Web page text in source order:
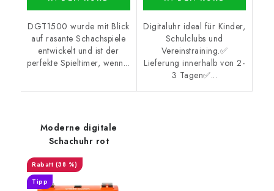
DGT1500 wurde mit Blick
auf rasante Schachspiele
entwickelt und ist der
perfekte Spieltimer, wenn...
Digitaluhr ideal für Kinder,
Schulclubs und
Vereinstraining.✅
Lieferung innerhalb von 2-
3 Tagen✅...
Moderne digitale
Schachuhr rot
(38 %)
Tipp